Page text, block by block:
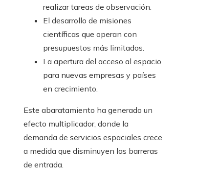
realizar tareas de observación.
El desarrollo de misiones
científicas que operan con
presupuestos más limitados.
La apertura del acceso al espacio
para nuevas empresas y países
en crecimiento.
Este abaratamiento ha generado un
efecto multiplicador, donde la
demanda de servicios espaciales crece
a medida que disminuyen las barreras
de entrada.